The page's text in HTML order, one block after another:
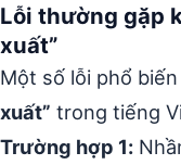
Lỗi thường gặp
xuất”
Một số lỗi phổ
xuất” trong tiếng
Trường hợp 1: